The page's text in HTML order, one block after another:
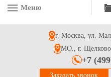
Меню
г. Москва, ул.
МО., г. Щелково,
+7
Заказать звонок